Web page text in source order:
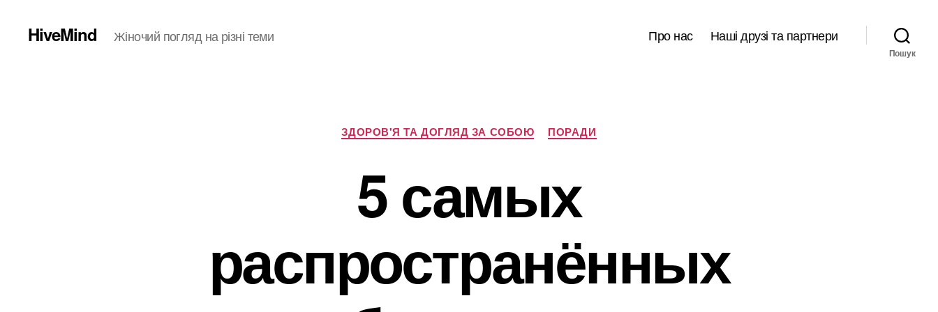
HiveMind Жіночий погляд на різні теми Про нас Наші друзі та партнери
Пошук
Категорії
ЗДОРОВ'Я ТА ДОГЛЯД ЗА СОБОЮ ПОРАДИ
5 самых
распространённых